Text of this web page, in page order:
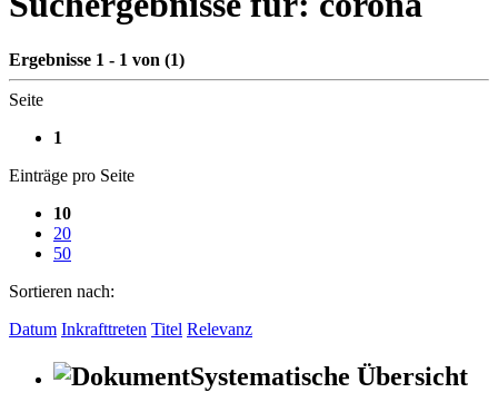
Ergebnisse 1 - 1 von (1)
Seite
1
Einträge pro Seite
10
20
50
Sortieren nach:
Datum Inkrafttreten Titel Relevanz
Systematische Übersicht